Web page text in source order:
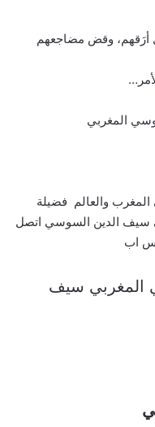
أرَقهم، وقض مضاجعهم
المغربي
والعالم فضيلة
سيف الدين السوسي اتصل
اب
المغربي سيف